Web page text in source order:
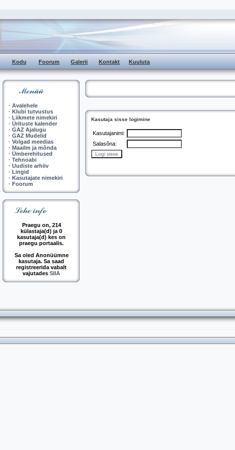
Kodu Foorum Galerii Kontakt Kuuluta
· Avalehele
· Klubi tutvustus
· Liikmete nimekiri
· Ürituste kalender
· GAZ Ajalugu
· GAZ Mudelid
· Volgad meedias
· Maailm ja mõnda
· Ümberehitused
· Tehnoabi
· Uudiste arhiiv
· Lingid
· Kasutajate nimekiri
· Foorum
Praegu on, 214
külastaja(d) ja 0
kasutaja(d) kes on
praegu portaalis.
Sa oled Anonüümne
kasutaja. Sa saad
registreerida vabalt
vajutades SIIA
Kasutaja sisse logimine
Kasutajanimi:
Salasõna: